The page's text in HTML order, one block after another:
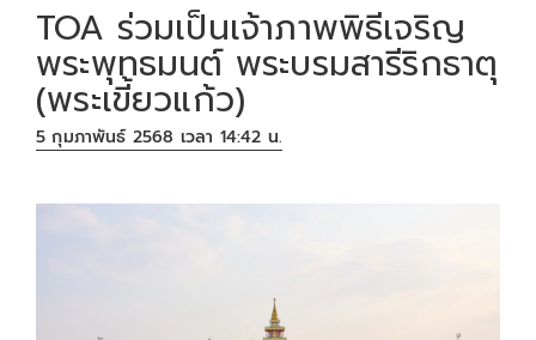
TOA ร่วมเป็นเจ้าภาพพิธีเจริญ
พระพุทธมนต์ พระบรมสารีริกธาตุ
(พระเขี้ยวแก้ว)
5 กุมภาพันธ์ 2568 เวลา 14:42 น.